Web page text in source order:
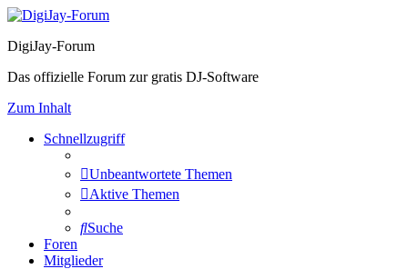
DigiJay-Forum
Das offizielle Forum zur gratis DJ-Software
Zum Inhalt
Schnellzugriff
Unbeantwortete Themen
Aktive Themen
Suche
Foren
Mitglieder